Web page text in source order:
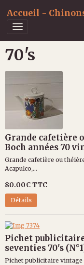
Accueil -
70's
Grande cafetière
Boch années 70
Grande cafetière ou
Acapulco,...
80.00€ TTC
Détails
Pichet
seventies 70's
Pichet publicitaire